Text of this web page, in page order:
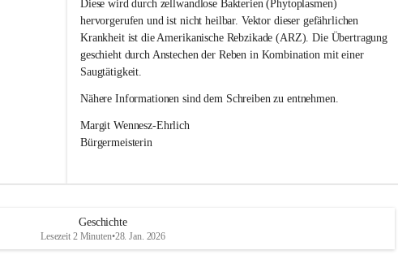
p
Diese wird durch zellwandlose Bakterien (Phytoplasmen)
hervorgerufen und ist nicht heilbar. Vektor dieser gefährlichen
Krankheit ist die Amerikanische Rebzikade (ARZ). Die Übertragung
geschieht durch Anstechen der Reben in Kombination mit einer
Saugtätigkeit.
Nähere Informationen sind dem Schreiben zu entnehmen.
Margit Wennesz-Ehrlich
Bürgermeisterin
Geschichte
Lesezeit 2 Minuten•28. Jan. 2026